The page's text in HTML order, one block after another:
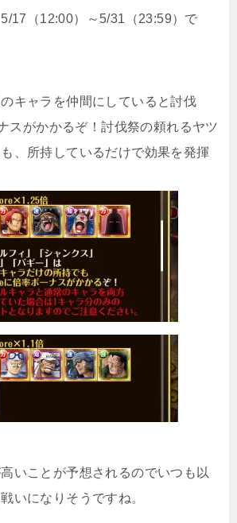
17（12:00）～5/31（23:59）で
キャラを仲間にしていると討伐
スがかかるぞ！討伐祭の頼れるヤツ
、所持しているだけで効果を発揮
いことが予想されるのでいつも以
いになりそうですね。